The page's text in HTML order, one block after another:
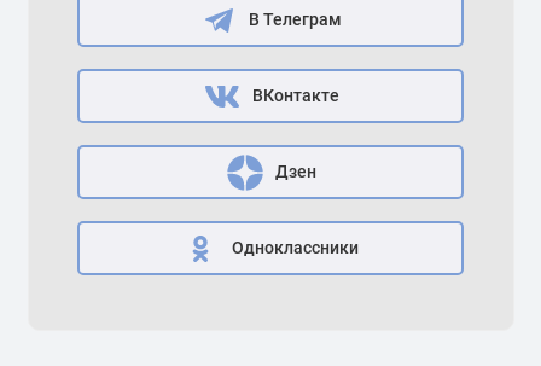
В Телеграм
ВКонтакте
Дзен
Одноклассники